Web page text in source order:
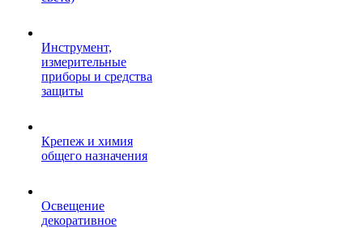
Инструмент,
измерительные
приборы и средства
защиты
Крепеж и химия
общего назначения
Освещение
декоративное